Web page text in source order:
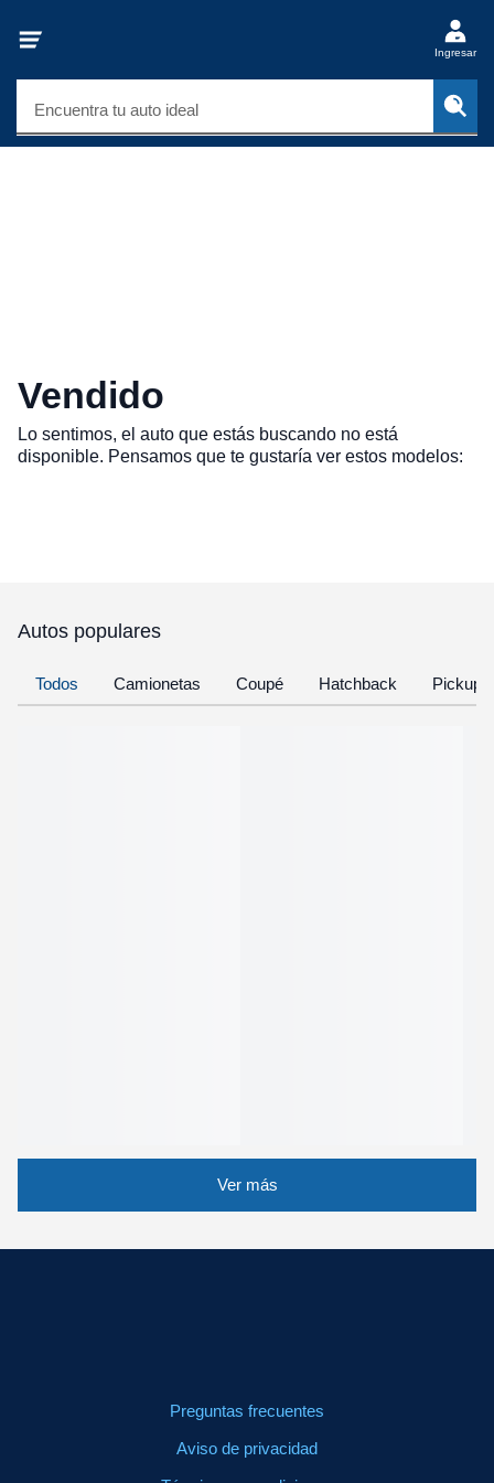
Ingresar
Encuentra tu auto ideal
Vendido
Lo sentimos, el auto que estás buscando no está
disponible. Pensamos que te gustaría ver estos modelos:
Autos populares
Todos Camionetas Coupé Hatchback Pickup
Ver más
Preguntas frecuentes
Aviso de privacidad